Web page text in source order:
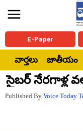
E-Paper
వార్తలు జాతీయం
సైబర్ నేరగాళ్ల
Published By Voice Today